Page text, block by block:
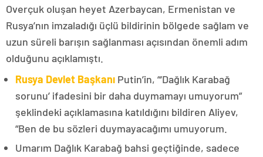
Overçuk oluşan heyet Azerbaycan, Ermenistan ve
Rusya’nın imzaladığı üçlü bildirinin bölgede sağlam ve
uzun süreli barışın sağlanması açısından önemli adım
olduğunu açıklamıştı.
Rusya Devlet Başkanı Putin’in, “‘Dağlık Karabağ
sorunu’ ifadesini bir daha duymamayı umuyorum”
şeklindeki açıklamasına katıldığını bildiren Aliyev,
“Ben de bu sözleri duymayacağımı umuyorum.
Umarım Dağlık Karabağ bahsi geçtiğinde, sadece